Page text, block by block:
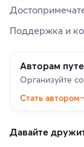
Поддержка и
Авторам
Организуйте
Стать автором
Давайте